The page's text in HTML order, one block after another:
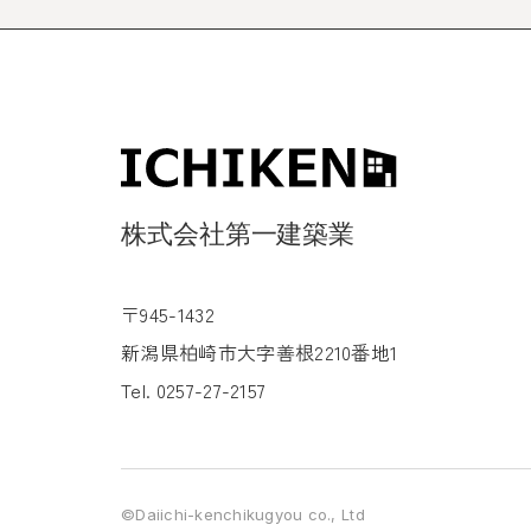
〒945-1432
新潟県柏崎市大字善根2210番地1
Tel. 0257-27-2157
©Daiichi-kenchikugyou co., Ltd